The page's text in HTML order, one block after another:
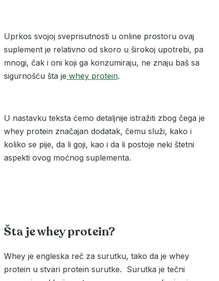
Uprkos svojoj sveprisutnosti u online prostoru ovaj
suplement je relativno od skoro u širokoj upotrebi, pa
mnogi, čak i oni koji ga konzumiraju, ne znaju baš sa
sigurnošću šta je whey protein.
U nastavku teksta ćemo detaljnije istražiti zbog čega je
whey protein značajan dodatak, čemu služi, kako i
koliko se pije, da li goji, kao i da li postoje neki štetni
aspekti ovog moćnog suplementa.
Šta je whey protein?
Whey je engleska reč za surutku, tako da je whey
protein u stvari protein surutke. Surutka je tečni